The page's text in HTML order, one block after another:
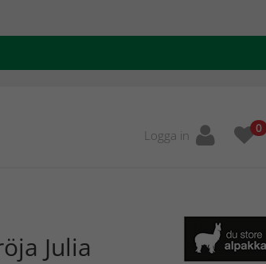
Logga in 0
Julia